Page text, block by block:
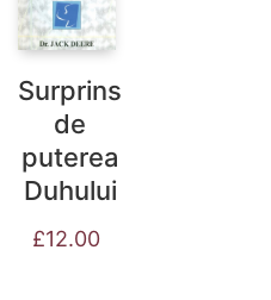
Surprins
de
puterea
Duhului
£12.00